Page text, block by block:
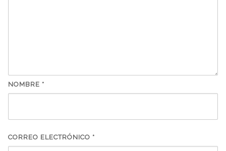
NOMBRE *
CORREO ELECTRÓNICO *